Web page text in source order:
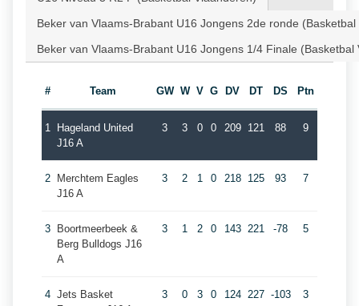
Beker van Vlaams-Brabant U16 Jongens 2de ronde
Beker van Vlaams-Brabant U16 Jongens 1/4 Finale (Basketbal
# Team GW W V G DV DT DS Ptn
1
Hageland United
J16 A
3 3 0 0 209 121 88 9
2
Merchtem Eagles
J16 A
3 2 1 0 218 125 93 7
3
Boortmeerbeek &
Berg Bulldogs J16
A
3 1 2 0 143 221 -78 5
4 Jets Basket
3 0 3 0 124 227 -103 3